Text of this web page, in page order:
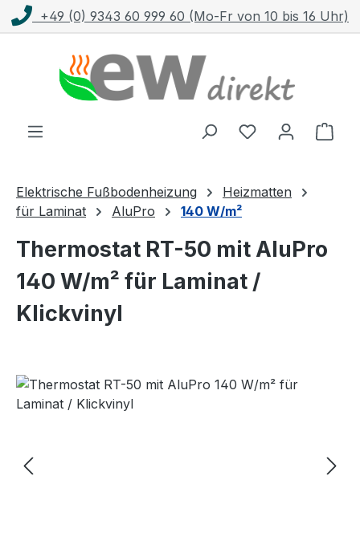
Zum Hauptinhalt springen
+49 (0) 9343 60 999 60 (Mo-Fr von 10 bis 16 Uhr)
Elektrische Fußbodenheizung
Heizmatten
für Laminat
AluPro 140 W/m²
Thermostat RT-50 mit AluPro
140 W/m² für Laminat /
Klickvinyl
Bildergalerie überspringen